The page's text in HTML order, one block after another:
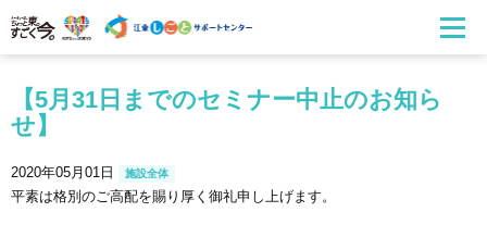
【5月31日までのセミナー中止のお知ら
せ】
2020年05月01日 施設全体
平素は格別のご高配を賜り厚く御礼申し上げます。